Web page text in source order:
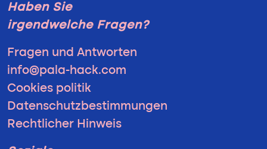
Haben Sie
irgendwelche Fragen?
Fragen und Antworten
info@pala-hack.com
Cookies politik
Datenschutzbestimmungen
Rechtlicher Hinweis